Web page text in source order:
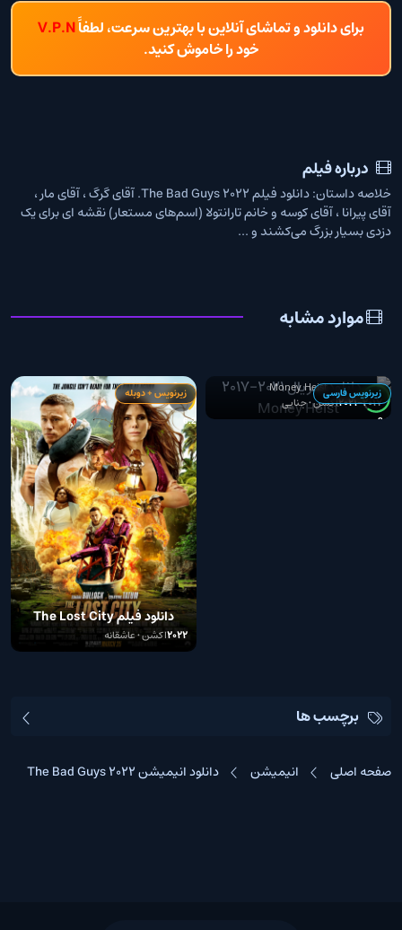
برای دانلود و تماشای آنلاین با بهترین سرعت، لطفاًV.P.N
خود را خاموش کنید.
درباره فیلم
خلاصه داستان: دانلود فیلم The Bad Guys 2022. آقای گرگ ، آقای مار ،
آقای پیرانا ، آقای کوسه و خانم تارانتولا (اسم‌های مستعار) نقشه ای برای یک
دزدی بسیار بزرگ می‌کشند و ...
موارد مشابه
8.2
زیرنویس فارسی Heist
Money Heist
2017–2021 اکشن • جنایی
6.2
زیرنویس + دوبله
دانلود فیلم The Lost City
2022
2022اکشن • عاشقانه
برچسب ها
صفحه اصلی انیمیشن دانلود انیمیشن The Bad Guys 2022